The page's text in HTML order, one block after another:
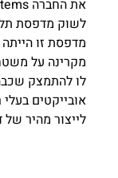
לשוק מדפסת
מדפסת זו
מקרינה על
לו להתמצק
אובייקטים
לייצור מהיר